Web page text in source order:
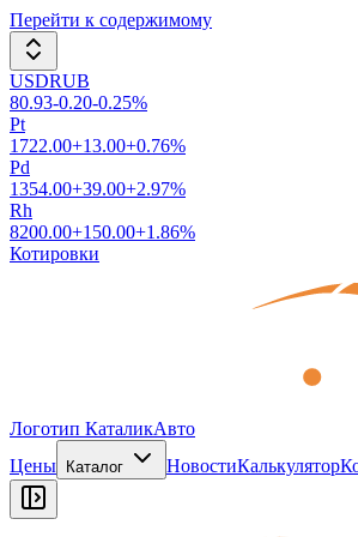
Перейти к содержимому
USDRUB
80.93-0.20-0.25%
Pt
1722.00+13.00+0.76%
Pd
1354.00+39.00+2.97%
Rh
8200.00+150.00+1.86%
Котировки
Логотип КаталикАвто
Цены
Каталог НовостиКалькулятор